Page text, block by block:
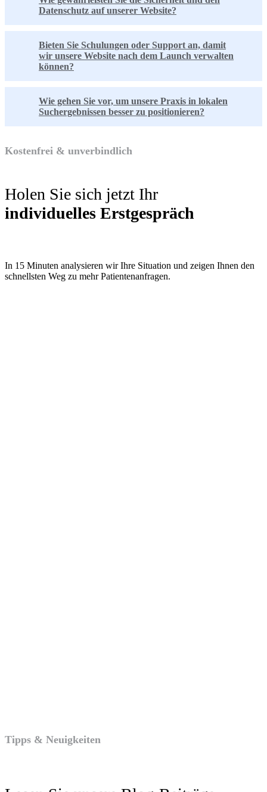
Datenschutz auf unserer Website?
Bieten Sie Schulungen oder Support an, damit
wir unsere Website nach dem Launch verwalten
können?
Wie gehen Sie vor, um unsere Praxis in lokalen
Suchergebnissen besser zu positionieren?
Kostenfrei & unverbindlich
Holen Sie sich jetzt Ihr
individuelles Erstgespräch
In 15 Minuten analysieren wir Ihre Situation und zeigen Ihnen den
schnellsten Weg zu mehr Patientenanfragen.
Tipps & Neuigkeiten